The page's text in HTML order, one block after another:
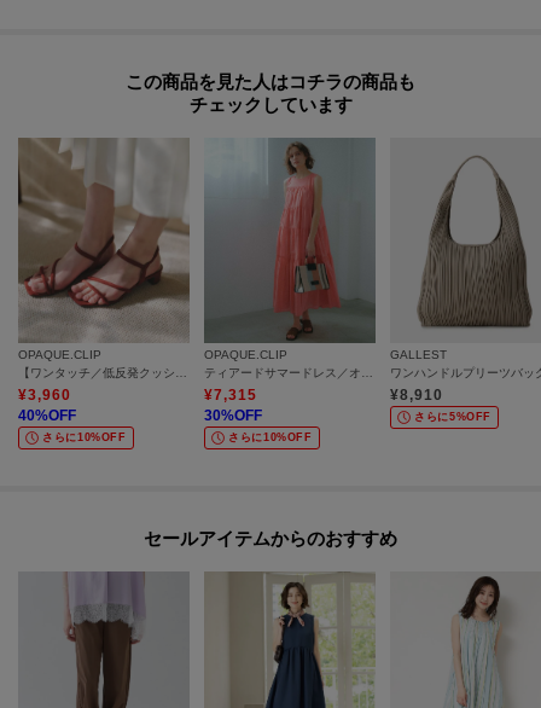
この商品を見た人はコチラの商品も
チェックしています
OPAQUE.CLIP
【ワンタッチ／低反発クッション】ストラップサンダル
¥3,960
40%OFF
さらに10%OFF
OPAQUE.CLIP
ティアードサマードレス／オーガニックコットン混【洗濯機OK】
¥7,315
30%OFF
さらに10%OFF
GALLEST
ワンハンドルプリーツバッ
¥8,910
さらに5%OFF
セールアイテムからのおすすめ